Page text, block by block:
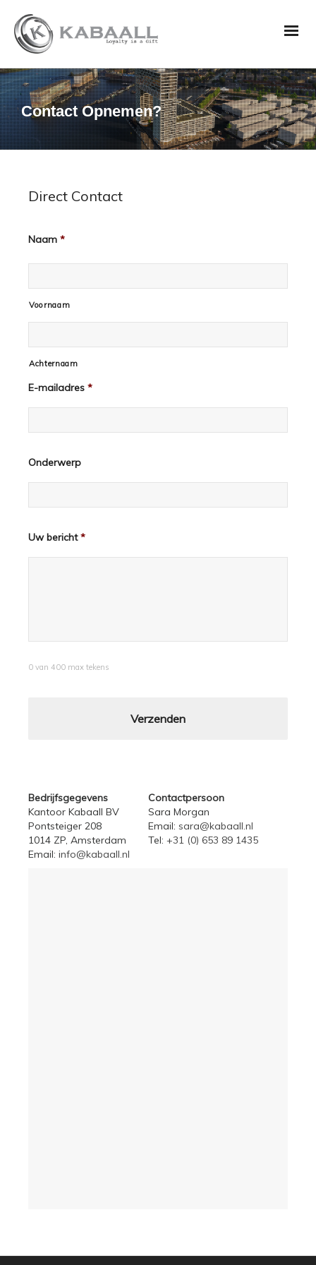
Contact Opnemen?
Direct Contact
Naam *
Voornaam
Achternaam
E-mailadres *
Onderwerp
Uw bericht *
0 van 400 max tekens
Bedrijfsgegevens
Kantoor Kabaall BV
Pontsteiger 208
1014 ZP, Amsterdam
Email: info@kabaall.nl
Contactpersoon
Sara Morgan
Email: sara@kabaall.nl
Tel: +31 (0) 653 89 1435